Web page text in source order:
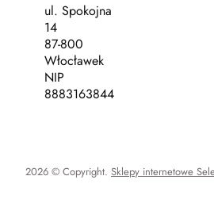
ul. Spokojna
14
87-800
Włocławek
NIP
8883163844
2026 © Copyright. Sklepy internetowe